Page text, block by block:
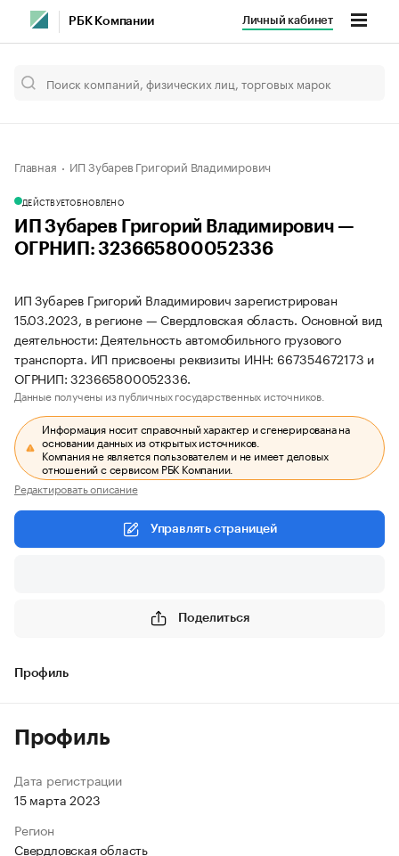
РБК Компании Личный кабинет
Главная ИП Зубарев Григорий Владимирович
ДЕЙСТВУЕТОБНОВЛЕНО
ИП Зубарев Григорий Владимирович —
ОГРНИП: 323665800052336
ИП Зубарев Григорий Владимирович зарегистрирован
15.03.2023, в регионе — Свердловская область. Основной вид
деятельности: Деятельность автомобильного грузового
транспорта. ИП присвоены реквизиты ИНН: 667354672173 и
ОГРНИП: 323665800052336.
Данные получены из публичных государственных источников.
Информация носит справочный характер и сгенерирована на
основании данных из открытых источников.
Компания не является пользователем и не имеет деловых
отношений с сервисом РБК Компании.
Редактировать описание
Управлять страницей
Поделиться
Профиль
Профиль
Дата регистрации
15 марта 2023
Регион
Свердловская область